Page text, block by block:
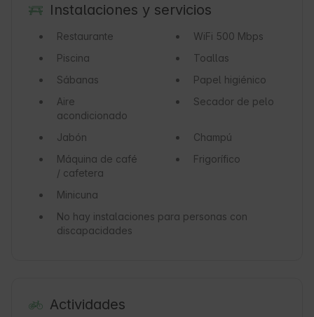
Instalaciones y servicios
Restaurante WiFi 500 Mbps
Piscina
Toallas
Sábanas
Papel higiénico
Aire
acondicionado
Secador de pelo
Jabón
Champú
Máquina de café
/ cafetera
Frigorífico
Minicuna
No hay instalaciones para personas con
discapacidades
Actividades